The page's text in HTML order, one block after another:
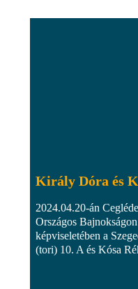
Király Dóra és
2024.04.20-án
Országos
képviseletében a
(tori) 10. A és Kósa